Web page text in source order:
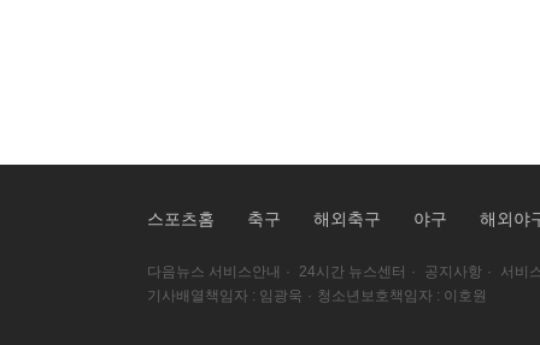
스포츠홈 축구 해외축구 야구 해외야
다음뉴스 서비스안내 · 24시간 뉴스센터 · 공지사항 ·
서비
기사배열책임자 : 임광욱 · 청소년보호책임자 : 이호원